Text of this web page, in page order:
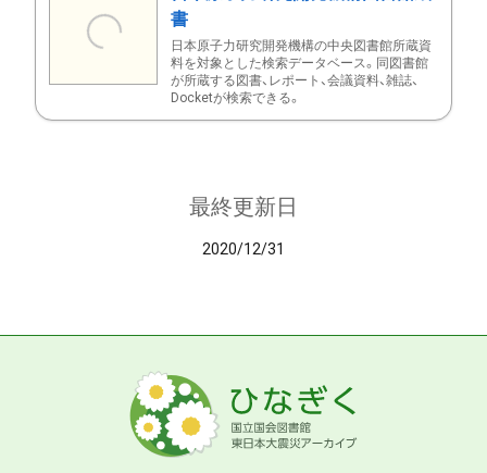
書
日本原子力研究開発機構の中央図書館所蔵資
料を対象とした検索データベース。同図書館
が所蔵する図書、レポート、会議資料、雑誌、
Docketが検索できる。
最終更新日
2020/12/31